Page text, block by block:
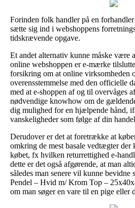
Forinden folk handler på en
sætte sig ind i webshoppens
tidskrævende opgave.
Et andet alternativ kunne måske være
online webshoppen er e-mærke
forsikring om at online virksomheden
overensstemmelse med den officielle
med at e-shoppen af og til overvåges
nødvendige knowhow om de
dig mulighed for en hjælpende hånd,
vanskeligheder som følge af din
Derudover er det at foretrække at
omkring de mest basale vedtægter der
købet, fx hvilken returrettighed e-
dette er det også afgørende, at man
således man senere vil kunne bevidne
Pendel – Hvid m/ Krom Top –
om man søger en vare til en pige eller